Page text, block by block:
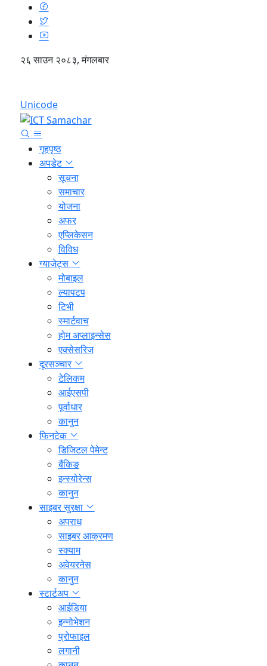
२६ साउन २०८३, मंगलबार
Unicode
गृहपृष्ठ
अपडेट
सूचना
समाचार
योजना
अफर
एप्लिकेसन
विविध
ग्याजेट्स
मोबाइल
ल्यापटप
टिभी
स्मार्टवाच
होम अप्लाइन्सेस
एक्सेसरिज
दूरसञ्चार
टेलिकम
आईएसपी
पूर्वाधार
कानुन
फिनटेक
डिजिटल पेमेन्ट
बैंकिङ
इन्स्योरेन्स
कानुन
साइबर सुरक्षा
अपराध
साइबर आक्रमण
स्क्याम
अवेयरनेस
कानुन
स्टार्टअप
आईडिया
इन्नोभेशन
प्रोफाइल
लगानी